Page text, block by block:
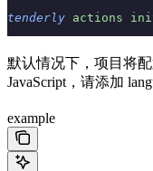
tenderly actions
默认情况下，项目将
JavaScript，请添加
example